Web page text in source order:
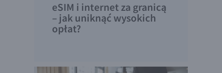
eSIM i internet za granicą
– jak uniknąć wysokich
opłat?